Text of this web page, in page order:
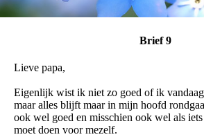
Brief 9
Lieve papa,
Eigenlijk wist ik niet zo goed of ik
maar alles blijft maar in mijn hoofd
ook wel goed en misschien ook wel als
moet doen voor mezelf.